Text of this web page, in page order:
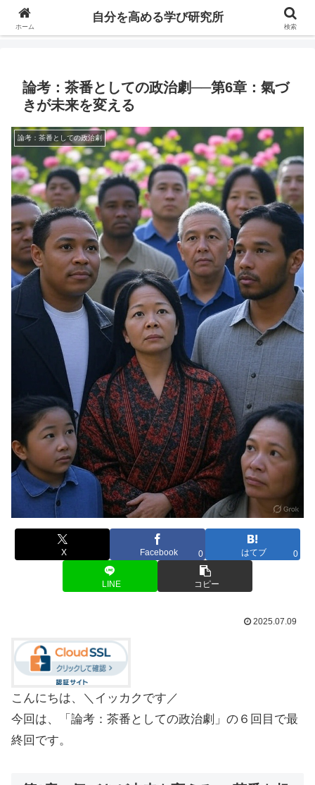
自分の価値を高めるための学びについて研究し、セミナーや情報（ブログ、動
論考：茶番としての政治劇──第6章：氣づ
きが未来を変える
論考：茶番としての政治劇
X Facebook 0 はてブ 0
LINE コピー
2025.07.09
こんにちは、＼イッカクです／
今回は、「論考：茶番としての政治劇」の６回目で最
終回です。
ホーム
自分を高める学び研究所
検索